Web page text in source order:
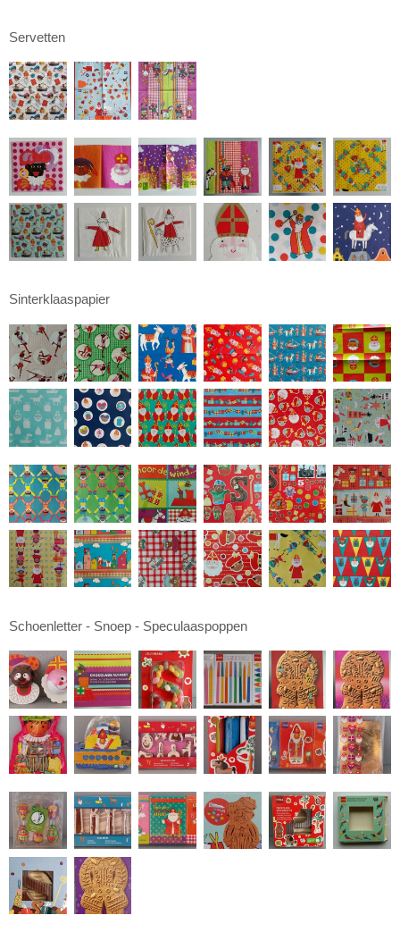
Servetten
Sinterklaaspapier
Schoenletter - Snoep - Speculaaspoppen